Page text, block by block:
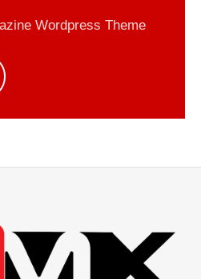
Wordpress Theme